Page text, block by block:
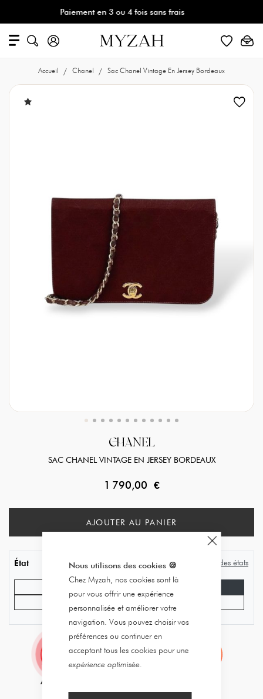
Nous utilisons des cookies 🍪
Chez Myzah, nos cookies sont là
pour vous offrir une expérience
personnalisée et améliorer votre
navigation. Vous pouvez choisir vos
préférences ou continuer en
acceptant tous les cookies pour une
expérience optimisée.
Paiement en 3 ou 4 fois sans frais
Accueil Chanel Sac Chanel Vintage En Jersey Bordeaux
CHANEL
SAC CHANEL VINTAGE EN JERSEY BORDEAUX
1 790,00 €
AJOUTER AU PANIER
État Guide des états